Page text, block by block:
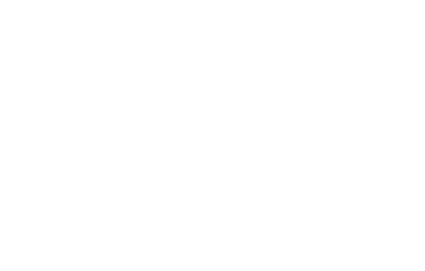
Loly, trouvez votre routine idéale parmi notre large gamme adaptée à chaque type
capillaire personnalisé et proposé en ligne vous guide vers les produits les plus
la beauté de votre chevelure.